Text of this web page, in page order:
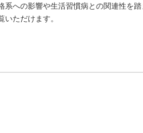
への影響や生活習慣病との関連性を踏
いただけます。